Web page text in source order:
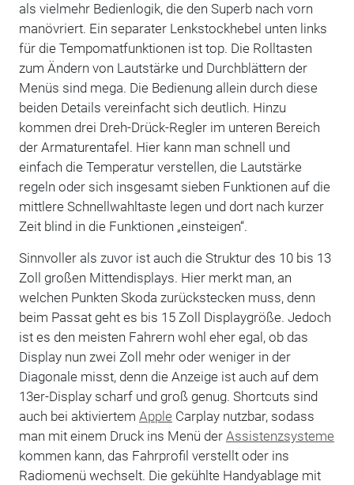
als vielmehr Bedienlogik, die den Superb nach vorn
manövriert. Ein separater Lenkstockhebel unten links
für die Tempomatfunktionen ist top. Die Rolltasten
zum Ändern von Lautstärke und Durchblättern der
Menüs sind mega. Die Bedienung allein durch diese
beiden Details vereinfacht sich deutlich. Hinzu
kommen drei Dreh-Drück-Regler im unteren Bereich
der Armaturentafel. Hier kann man schnell und
einfach die Temperatur verstellen, die Lautstärke
regeln oder sich insgesamt sieben Funktionen auf die
mittlere Schnellwahltaste legen und dort nach kurzer
Zeit blind in die Funktionen „einsteigen“.
Sinnvoller als zuvor ist auch die Struktur des 10 bis 13
Zoll großen Mittendisplays. Hier merkt man, an
welchen Punkten Skoda zurückstecken muss, denn
beim Passat geht es bis 15 Zoll Displaygröße. Jedoch
ist es den meisten Fahrern wohl eher egal, ob das
Display nun zwei Zoll mehr oder weniger in der
Diagonale misst, denn die Anzeige ist auch auf dem
13er-Display scharf und groß genug. Shortcuts sind
auch bei aktiviertem Apple Carplay nutzbar, sodass
man mit einem Druck ins Menü der Assistenzsysteme
kommen kann, das Fahrprofil verstellt oder ins
Radiomenü wechselt. Die gekühlte Handyablage mit